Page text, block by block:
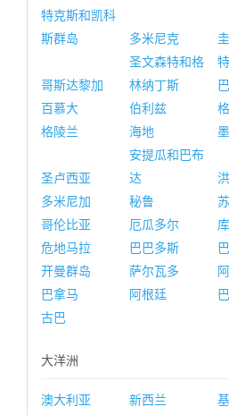
特克斯和凯科
斯群岛
多米尼克
哥斯达黎加
圣文森特和格
林纳丁斯
百慕大
伯利兹
格陵兰
海地
圣卢西亚
安提瓜和巴布
达
多米尼加
秘鲁
哥伦比亚
厄瓜多尔
危地马拉
巴巴多斯
开曼群岛
萨尔瓦多
巴拿马
阿根廷
古巴
大洋洲
澳大利亚 新西兰